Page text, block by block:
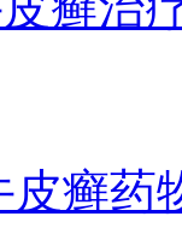
皮癣药